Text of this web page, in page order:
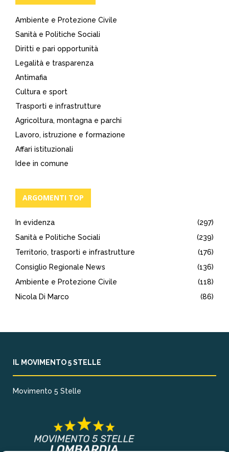
Ambiente e Protezione Civile
Sanità e Politiche Sociali
Diritti e pari opportunità
Legalità e trasparenza
Antimafia
Cultura e sport
Trasporti e infrastrutture
Agricoltura, montagna e parchi
Lavoro, istruzione e formazione
Affari istituzionali
Idee in comune
ARGOMENTI TOP
In evidenza
(297)
Sanità e Politiche Sociali
(239)
Territorio, trasporti e infrastrutture
(176)
Consiglio Regionale News
(136)
Ambiente e Protezione Civile
(118)
Nicola Di Marco
(86)
IL MOVIMENTO 5 STELLE
Movimento 5 Stelle